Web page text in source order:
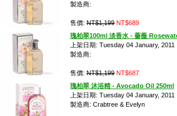
製造商:
售價: NT$1,199 NT$689
瑰柏翠100ml 淡香水 - 薔薇
上架日期: Tuesday 04 January, 2011
製造商:
售價: NT$1,199 NT$687
瑰柏翠 沐浴精 - Avocado Oil 250ml
上架日期: Tuesday 04 January, 2011
製造商: Crabtree & Evelyn